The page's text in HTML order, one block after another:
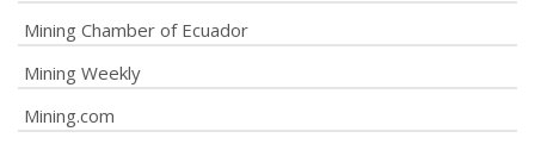
Mining Chamber of Ecuador
Mining Weekly
Mining.com